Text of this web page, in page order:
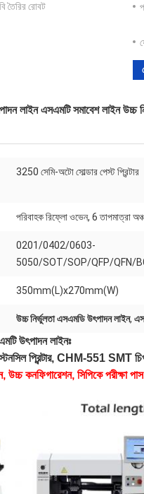
তৈরির রোবট
এসএমটি সমাবেশ লাইন উচ্চ
3250 সেমি-অটো সোল্ডার পেস্ট প্রিন্টার
পরিবাহক রিফ্লো ওভেন, 6 তাপমাত্রা
0201/0402/0603-
5050/SOT/SOP/QFP/QFN/
350mm(L)x270mm(W)
উচ্চ নির্ভুলতা এসএমডি উৎপাদন লাইন,
উৎপাদন লাইনঃ
প্রিন্টার, CHM-551 SMT
কনফিগারেশন, সিপিকে পরীক্ষা